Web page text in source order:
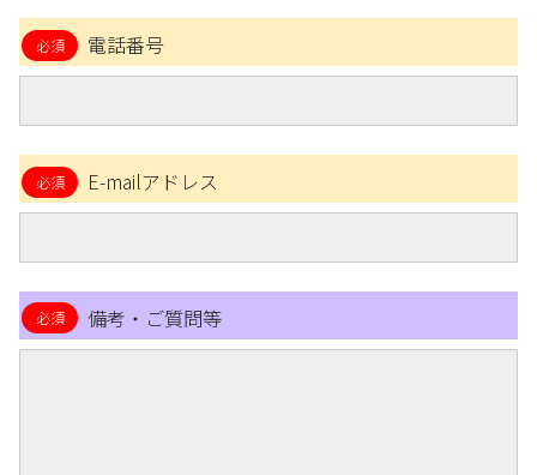
電話番号
E-mailアドレス
備考・ご質問等